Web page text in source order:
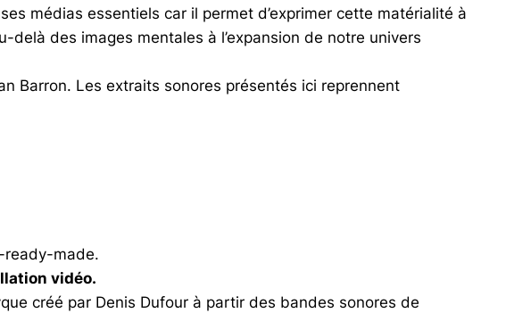
médias essentiels car il permet d’exprimer cette matérialité à
des images mentales à l’expansion de notre univers
Barron. Les extraits sonores présentés ici reprennent
ready-made.
vidéo.
créé par Denis Dufour à partir des bandes sonores de